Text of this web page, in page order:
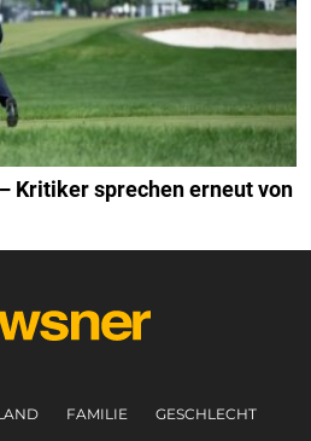
Kritiker sprechen erneut von
FAMILIE GESCHLECHT